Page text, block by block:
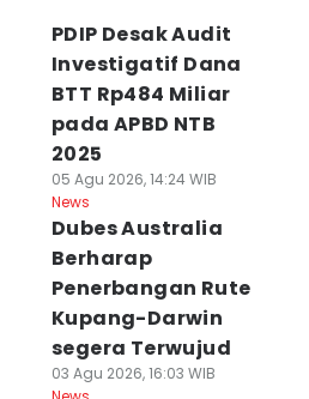
PDIP Desak Audit
Investigatif Dana
BTT Rp484 Miliar
pada APBD NTB
2025
05 Agu 2026, 14:24 WIB
News
Dubes Australia
Berharap
Penerbangan Rute
Kupang-Darwin
segera Terwujud
03 Agu 2026, 16:03 WIB